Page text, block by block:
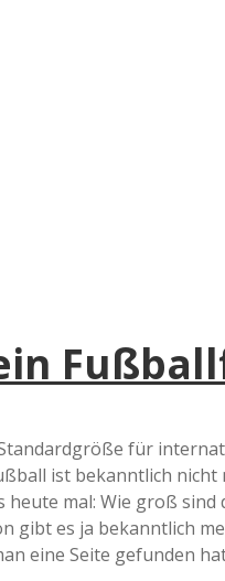
für
ist bekanntlich
mal: Wie groß sind
gibt es ja bekanntlich
eine Seite gefunden